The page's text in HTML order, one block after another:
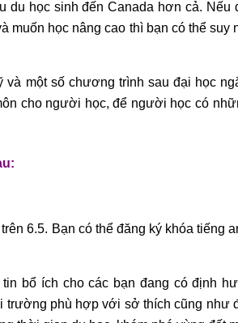
học sinh đến Canada hơn cả. Nếu
muốn học nâng cao thì bạn có thể suy
một số chương trình sau đại học
cho người học, để người học có
6.5. Bạn có thể đăng ký khóa tiếng
bổ ích cho các bạn đang có định
trường phù hợp với sở thích cũng như